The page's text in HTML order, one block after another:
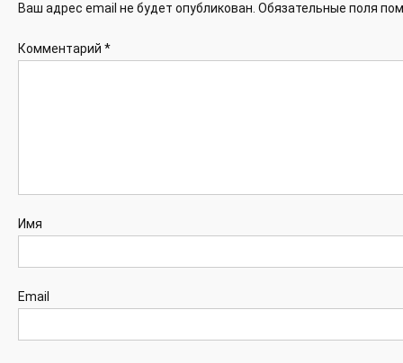
Ваш адрес email не будет опубликован. Обязательные поля
Комментарий *
Имя
Email